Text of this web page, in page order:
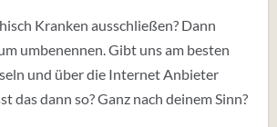
Kranken ausschließen? Dann
umbenennen. Gibt uns am besten
und über die Internet Anbieter
das dann so? Ganz nach deinem Sinn?